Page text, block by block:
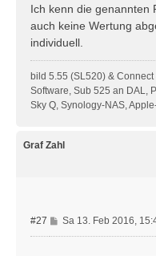
r
a
g
Ich kenn die genannten
auch keine Wertung
individuell.
bild 5.55 (SL520) &
Software, Sub 525 an DAL,
Sky Q, Synology-NAS,
Graf Zahl
#27
B
e
Sa 13. Feb 2016,